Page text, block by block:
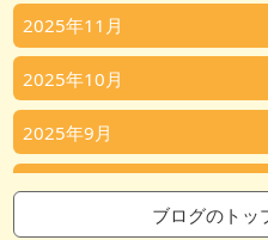
2025年11月
2025年10月
2025年9月
2025年8月
ブログのトッ